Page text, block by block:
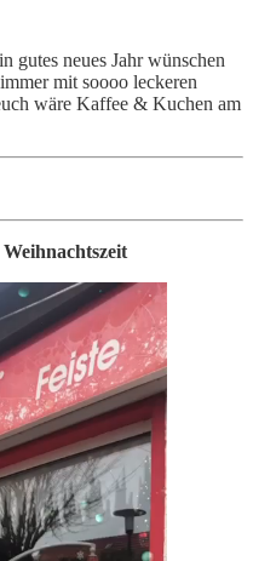
gutes neues Jahr wünschen
mit soooo leckeren
wäre Kaffee & Kuchen am